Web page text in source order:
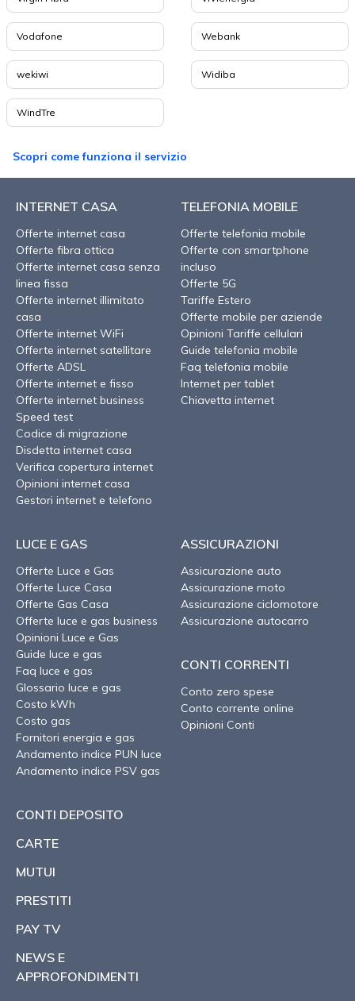
Vodafone Webank
wekiwi Widiba
WindTre
Scopri come funziona il servizio
INTERNET CASA
Offerte internet casa
Offerte fibra ottica
Offerte internet casa senza
linea fissa
Offerte internet illimitato
casa
Offerte internet WiFi
Offerte internet satellitare
Offerte ADSL
Offerte internet e fisso
Offerte internet business
Speed test
Codice di migrazione
Disdetta internet casa
Verifica copertura internet
Opinioni internet casa
Gestori internet e telefono
TELEFONIA MOBILE
Offerte telefonia mobile
Offerte con smartphone
incluso
Offerte 5G
Tariffe Estero
Offerte mobile per aziende
Opinioni Tariffe cellulari
Guide telefonia mobile
Faq telefonia mobile
Internet per tablet
Chiavetta internet
LUCE E GAS
Offerte Luce e Gas
Offerte Luce Casa
Offerte Gas Casa
Offerte luce e gas business
Opinioni Luce e Gas
Guide luce e gas
Faq luce e gas
Glossario luce e gas
Costo kWh
Costo gas
Fornitori energia e gas
Andamento indice PUN luce
Andamento indice PSV gas
ASSICURAZIONI
Assicurazione auto
Assicurazione moto
Assicurazione ciclomotore
Assicurazione autocarro
CONTI CORRENTI
Conto zero spese
Conto corrente online
Opinioni Conti
CONTI DEPOSITO
CARTE
MUTUI
PRESTITI
PAY TV
NEWS E
APPROFONDIMENTI